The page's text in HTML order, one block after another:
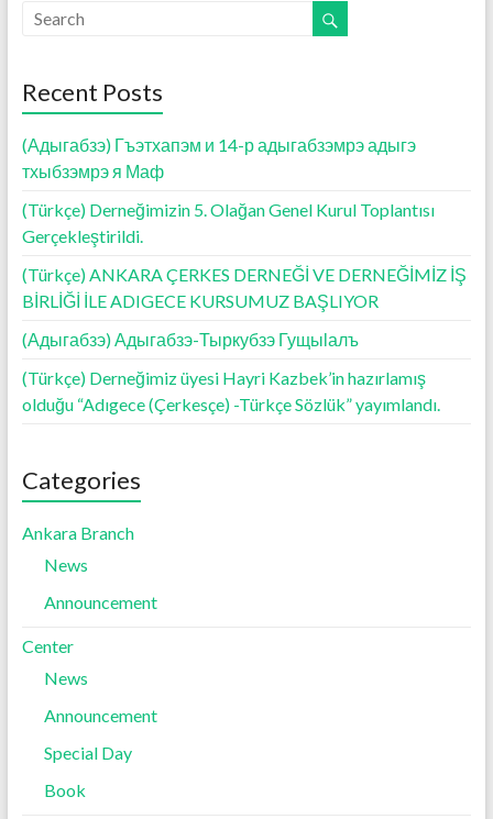
b
o
k
Recent Posts
(Адыгабзэ) Гъэтхапэм и 14-р адыгабзэмрэ адыгэ
тхыбзэмрэ я Маф
(Türkçe) Derneğimizin 5. Olağan Genel Kurul Toplantısı
Gerçekleştirildi.
(Türkçe) ANKARA ÇERKES DERNEĞİ VE DERNEĞİMİZ İŞ
BİRLİĞİ İLE ADIGECE KURSUMUZ BAŞLIYOR
(Адыгабзэ) Адыгабзэ-Тыркубзэ Гущыӏалъ
(Türkçe) Derneğimiz üyesi Hayri Kazbek’in hazırlamış
olduğu “Adıgece (Çerkesçe) -Türkçe Sözlük” yayımlandı.
Categories
Ankara Branch
News
Announcement
Center
News
Announcement
Special Day
Book